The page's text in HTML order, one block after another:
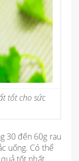
tốt cho sức
30 đến 60g rau
uống. Có thể